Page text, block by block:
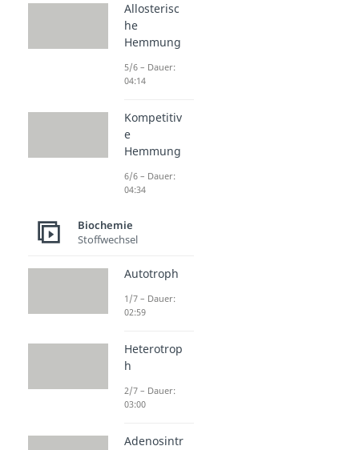
Allosterisc
he
Hemmung
5/6 – Dauer:
04:14
Kompetitiv
e
Hemmung
6/6 – Dauer:
04:34
Biochemie
Stoffwechsel
Autotroph
1/7 – Dauer:
02:59
Heterotrop
h
2/7 – Dauer:
03:00
Adenosintr